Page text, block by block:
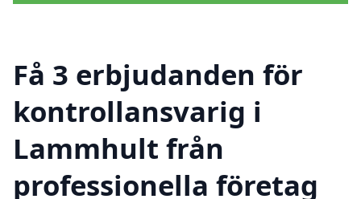
Få 3 erbjudanden för
kontrollansvarig i
Lammhult från
professionella företag